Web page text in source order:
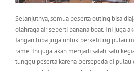
Selanjutnya, semua peserta outing bisa
olahraga air seperti banana boat. Ini juga
Jangan lupa juga untuk berkeliling pulau
rame. Ini juga akan menjadi salah satu
tunggu peserta karena bersepeda di